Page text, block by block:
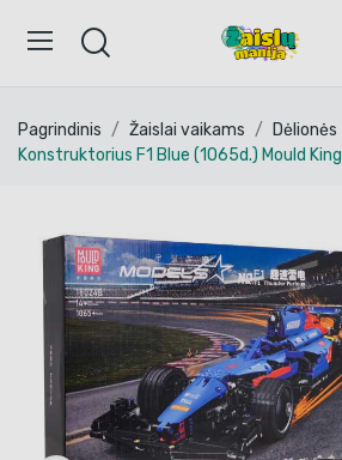
Pagrindinis Žaislai vaikams Dėlionės
Konstruktorius F1 Blue (1065d.) Mould King